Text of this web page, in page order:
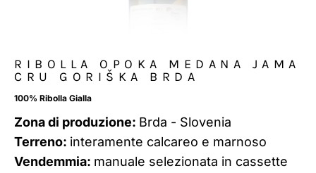
RIBOLLA OPOKA MEDANA JAMA
CRU GORIŠKA BRDA
100% Ribolla Gialla
Zona di produzione: Brda - Slovenia
Terreno: interamente calcareo e marnoso
Vendemmia: manuale selezionata in cassette